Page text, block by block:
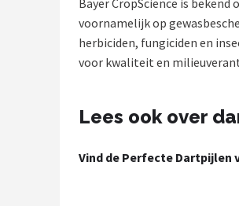
Dartspelers
Toernooien
Bayer CropScience is
voornamelijk op
herbiciden, fungiciden en
voor kwaliteit en
Lees ook over
Vind de Perfecte Dartpijlen